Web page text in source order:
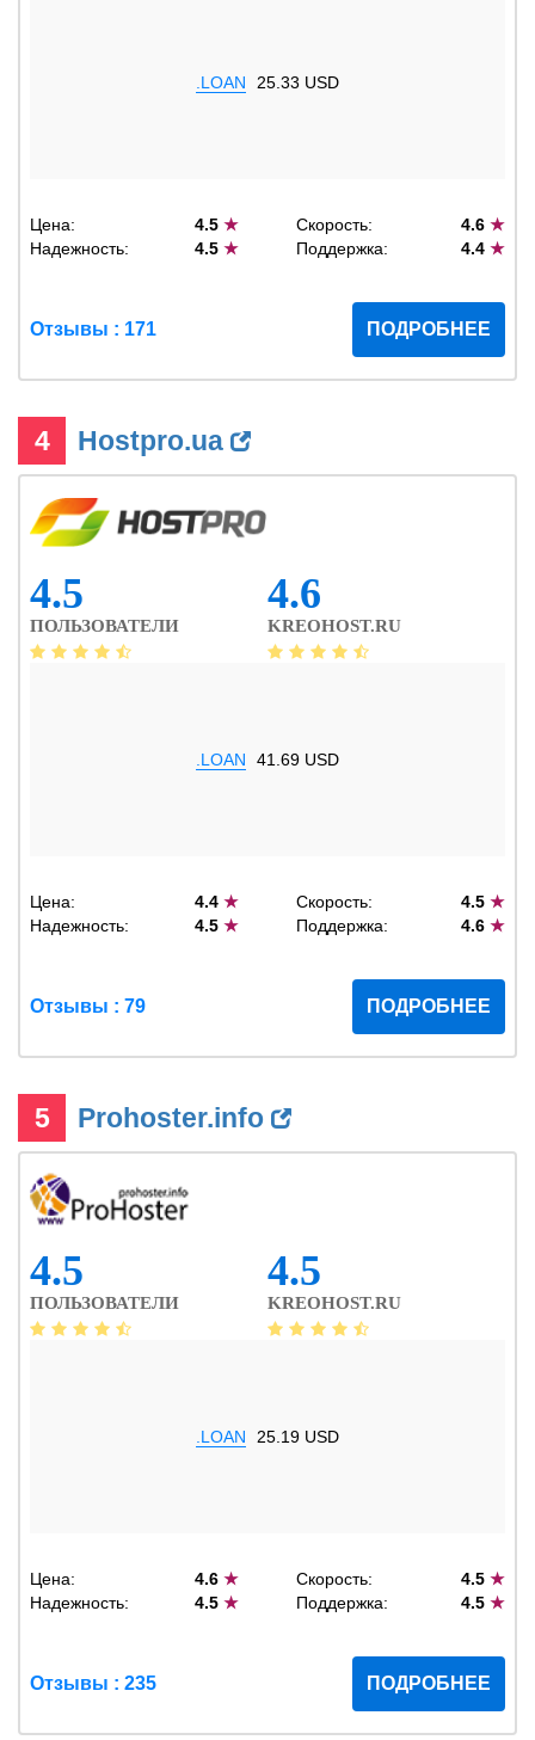
.LOAN 25.33 USD
Цена: 4.5★ Скорость: 4.6 ★
Надежность:
4.5★ Поддержка: 4.4 ★
Отзывы : 171 ПОДРОБНЕЕ
4 Hostpro.ua
4.5
ПОЛЬЗОВАТЕЛИ
4.6
KREOHOST.RU
.LOAN 41.69 USD
Цена: 4.4★ Скорость: 4.5 ★
Надежность:
4.5★ Поддержка: 4.6 ★
Отзывы : 79 ПОДРОБНЕЕ
5 Prohoster.info
4.5
ПОЛЬЗОВАТЕЛИ
4.5
KREOHOST.RU
.LOAN 25.19 USD
Цена: 4.6★ Скорость: 4.5 ★
Надежность:
4.5★ Поддержка: 4.5 ★
Отзывы : 235 ПОДРОБНЕЕ